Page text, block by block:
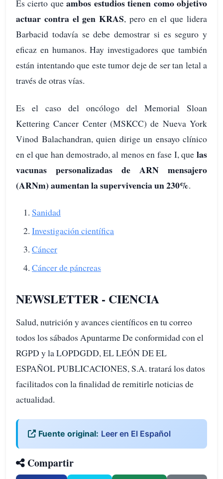
Es cierto queambos estudios tienen como objetivo
actuar contra el gen KRAS, pero en el que lidera
Barbacid todavía se debe demostrar si es seguro y
eficaz en humanos. Hay investigadores que también
están intentando que este tumor deje de ser tan letal a
través de otras vías.
Es el caso del oncólogo del Memorial Sloan
Kettering Cancer Center (MSKCC) de Nueva York
Vinod Balachandran, quien dirige un ensayo clínico
en el que han demostrado, al menos en fase I, que las
vacunas personalizadas de ARN mensajero
(ARNm) aumentan la supervivencia un 230%.
Sanidad
Investigación científica
Cáncer
Cáncer de páncreas
NEWSLETTER - CIENCIA
Salud, nutrición y avances científicos en tu correo
todos los sábados Apuntarme De conformidad con el
RGPD y la LOPDGDD, EL LEÓN DE EL
ESPAÑOL PUBLICACIONES, S.A. tratará los datos
facilitados con la finalidad de remitirle noticias de
actualidad.
Fuente original: Leer en El Español
Compartir